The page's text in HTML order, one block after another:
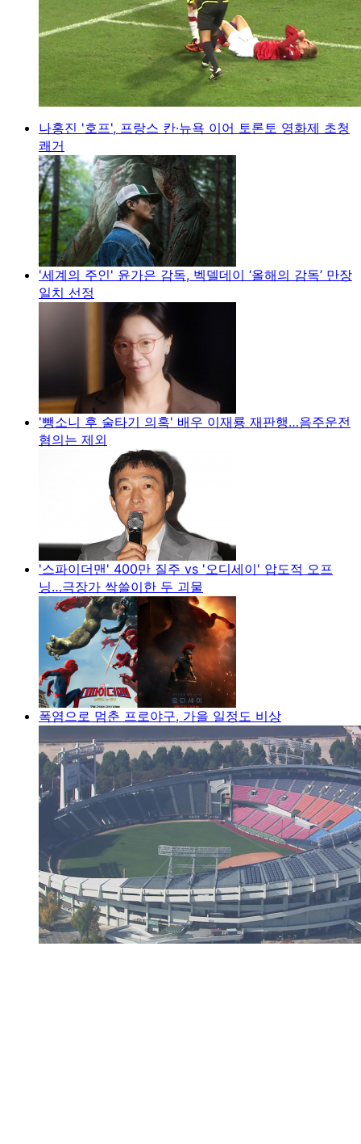
나홍진 '호프', 프랑스 칸·뉴욕 이어 토론토 영화제 초청
쾌거
'세계의 주인' 윤가은 감독, 벡델데이 ‘올해의 감독’ 만장
일치 선정
'뺑소니 후 술타기 의혹' 배우 이재룡 재판행…음주운전
혐의는 제외
'스파이더맨' 400만 질주 vs '오디세이' 압도적 오프
닝…극장가 싹쓸이한 두 괴물
폭염으로 멈춘 프로야구, 가을 일정도 비상